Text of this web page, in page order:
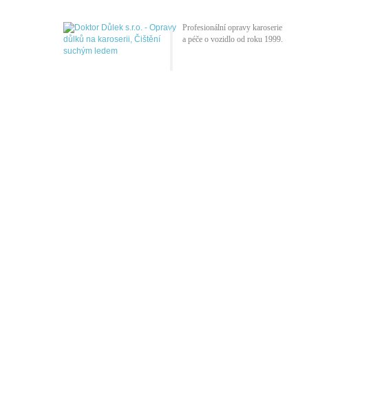
Profesionální opravy karoserie
a péče o vozidlo od roku 1999.